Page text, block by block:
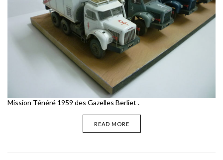
Mission Ténéré 1959 des Gazelles Berliet .
READ MORE